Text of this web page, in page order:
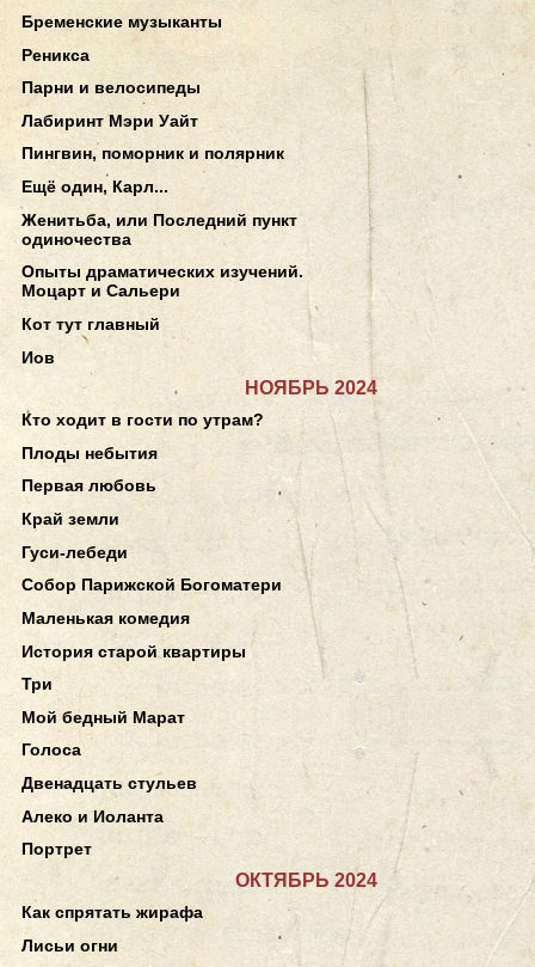
Бременские музыканты
Реникса
Парни и велосипеды
Лабиринт Мэри Уайт
Пингвин, поморник и полярник
Ещё один, Карл...
Женитьба, или Последний пункт
одиночества
Опыты драматических изучений.
Моцарт и Сальери
Кот тут главный
Иов
НОЯБРЬ 2024
Кто ходит в гости по утрам?
Плоды небытия
Первая любовь
Край земли
Гуси-лебеди
Собор Парижской Богоматери
Маленькая комедия
История старой квартиры
Три
Мой бедный Марат
Голоса
Двенадцать стульев
Алеко и Иоланта
Портрет
ОКТЯБРЬ 2024
Как спрятать жирафа
Лисьи огни